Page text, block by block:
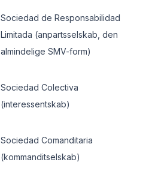
Sociedad de Responsabilidad
Limitada (anpartsselskab, den
almindelige SMV-form)
Sociedad Colectiva
(interessentskab)
Sociedad Comanditaria
(kommanditselskab)